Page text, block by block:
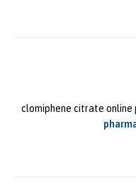
clomiphene citrate online